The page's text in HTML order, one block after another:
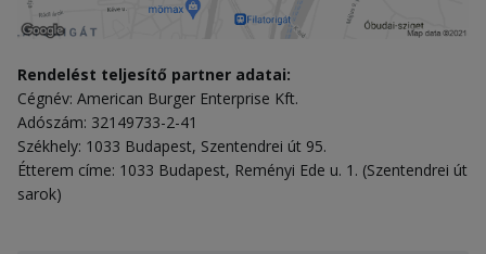
Rendelést teljesítő partner adatai:
Cégnév: American Burger Enterprise Kft.
Adószám: 32149733-2-41
Székhely: 1033 Budapest, Szentendrei út 95.
Étterem címe: 1033 Budapest, Reményi Ede u. 1. (Szentendrei út
sarok)